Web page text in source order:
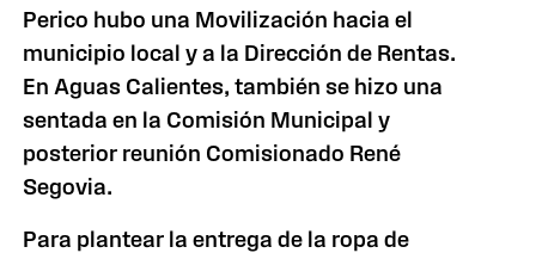
Perico hubo una Movilización hacia el
municipio local y a la Dirección de Rentas.
En Aguas Calientes, también se hizo una
sentada en la Comisión Municipal y
posterior reunión Comisionado René
Segovia.
Para plantear la entrega de la ropa de